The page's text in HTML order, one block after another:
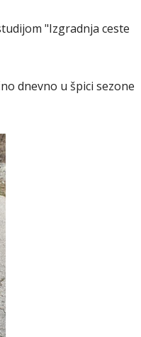
"Izgradnja ceste
dnevno u špici sezone